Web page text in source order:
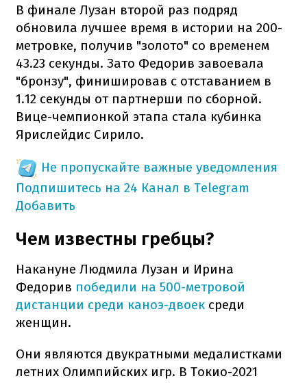
В финале Лузан второй раз подряд
обновила лучшее время в истории на 200-
метровке, получив "золото" со временем
43.23 секунды. Зато Федорив завоевала
"бронзу", финишировав с отставанием в
1.12 секунды от партнерши по сборной.
Вице-чемпионкой этапа стала кубинка
Ярислейдис Сирило.
Не пропускайте важные уведомления
Подпишитесь на 24 Канал в Telegram
Добавить
Чем известны гребцы?
Накануне Людмила Лузан и Ирина
Федорив победили на 500-метровой
дистанции среди каноэ-двоек среди
женщин.
Они являются двукратными медалистками
летних Олимпийских игр. В Токио-2021